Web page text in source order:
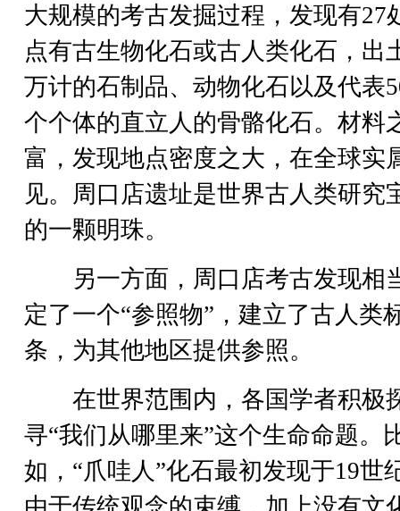
大规模的考古发掘过程，发现有27
点有古生物化石或古人类化石，出
万计的石制品、动物化石以及代表
个个体的直立人的骨骼化石。材料
富，发现地点密度之大，在全球实
见。周口店遗址是世界古人类研究
的一颗明珠。
另一方面，周口店考古发现相
定了一个“参照物”，建立了古人类
条，为其他地区提供参照。
在世界范围内，各国学者积极
寻“我们从哪里来”这个生命命题。
如，“爪哇人”化石最初发现于19世